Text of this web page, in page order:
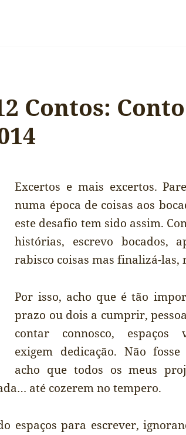
Contos:
Excertos e mais excertos.
numa época de coisas aos
este desafio tem sido assim.
histórias, escrevo bocados,
rabisco coisas mas finalizá-las,
Por isso, acho que é tão
prazo ou dois a cumprir,
contar connosco, espaços
exigem dedicação. Não
acho que todos os meus
até cozerem no tempero.
espaços para escrever,